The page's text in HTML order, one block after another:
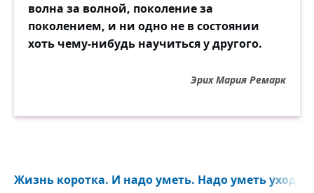
волна за волной, поколение за
поколением, и ни одно не в состоянии
хоть чему-нибудь научиться у другого.
Эрих Мария Ремарк
Жизнь коротка. И надо уметь. Надо уметь